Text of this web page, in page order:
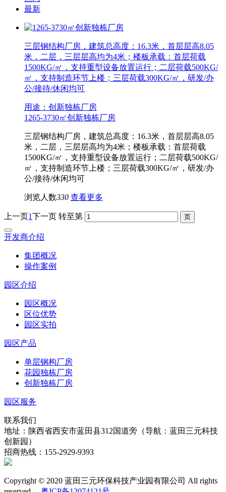
最新
三层钢结构厂房，建筑总高度：16.3米，首层层高8.05
米，二层，三层层高均为4米；楼板承载：首层荷载
1500KG/㎡，支持重型设备放置运行；二层荷载500KG/
㎡，支持制造环节上楼；三层荷载300KG/㎡，研发/办
公/接待/休闲均可
用途：创新独栋厂房
1265-3730㎡创新独栋厂房
三层钢结构厂房，建筑总高度：16.3米，首层层高8.05
米，二层，三层层高均为4米；楼板承载：首层荷载
1500KG/㎡，支持重型设备放置运行；二层荷载500KG/
㎡，支持制造环节上楼；三层荷载300KG/㎡，研发/办
公/接待/休闲均可
浏览人数330 查看更多
上一页1下一页 转至第
开发商介绍
集团概况
操作案例
园区介绍
园区概况
区位优势
园区实拍
园区产品
单层钢构厂房
花园独栋厂房
创新独栋厂房
园区服务
联系我们
地址：陕西省西安市蓝田县312国道旁（导航：蓝田三元科技
创新园）
招商热线：155-2929-9393
Copyright © 2020 蓝田三元环保科技产业园有限公司 All rights